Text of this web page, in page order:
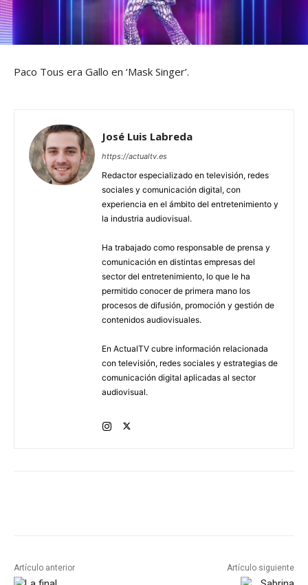
Paco Tous era Gallo en ‘Mask Singer’.
José Luis Labreda
https://actualtv.es
Redactor especializado en televisión, redes
sociales y comunicación digital, con
experiencia en el ámbito del entretenimiento y
la industria audiovisual.
Ha trabajado como responsable de prensa y
comunicación en distintas empresas del
sector del entretenimiento, lo que le ha
permitido conocer de primera mano los
procesos de difusión, promoción y gestión de
contenidos audiovisuales.
En ActualTV cubre información relacionada
con televisión, redes sociales y estrategias de
comunicación digital aplicadas al sector
audiovisual.
Artículo anterior Artículo siguiente